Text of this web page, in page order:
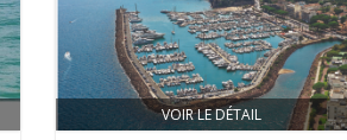
VOIR LE DÉTAIL